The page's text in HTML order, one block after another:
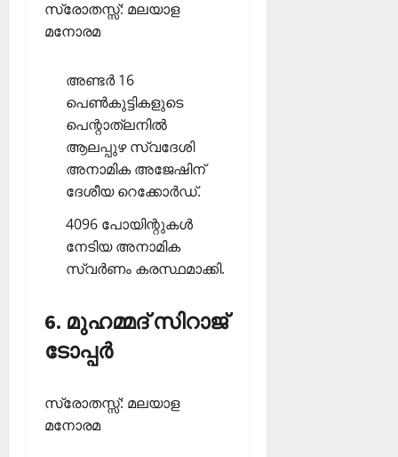
സ്രോതസ്സ്: മലയാള
മനോരമ
അണ്ടര്‍ 16
പെണ്‍കുട്ടികളുടെ
പെന്റാത്‌ലനില്‍
ആലപ്പുഴ സ്വദേശി
അനാമിക അജേഷിന്
ദേശീയ റെക്കോര്‍ഡ്.
4096 പോയിന്റുകള്‍
നേടിയ അനാമിക
സ്വര്‍ണം കരസ്ഥമാക്കി.
6. മുഹമ്മദ് സിറാജ്
ടോപ്പര്‍
സ്രോതസ്സ്: മലയാള
മനോരമ